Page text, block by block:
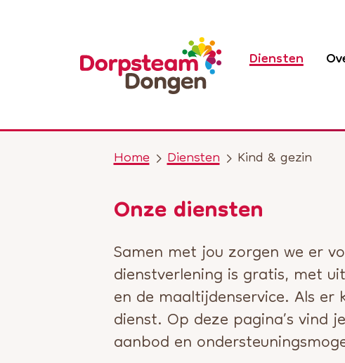
Diensten
Home Diensten Kind & gezin
Onze diensten
Samen met jou zorgen we er
dienstverlening is gratis, met
en de maaltijdenservice. Als
dienst. Op deze pagina’s
aanbod en